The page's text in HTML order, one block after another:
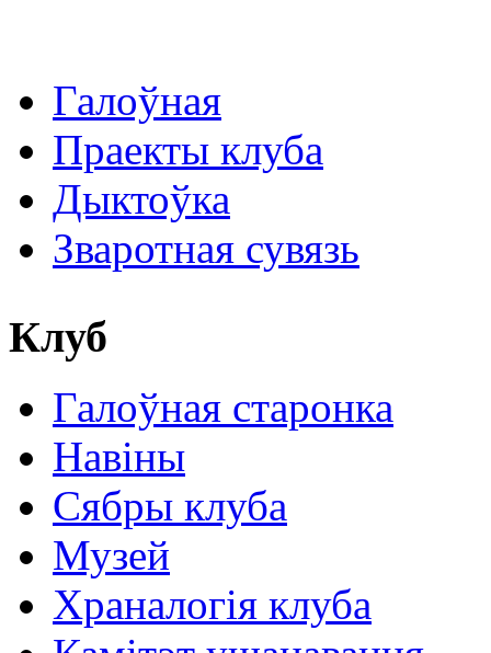
Галоўная
Праекты клуба
Дыктоўка
Зваротная сувязь
Клуб
Галоўная старонка
Навіны
Сябры клуба
Музей
Храналогія клуба